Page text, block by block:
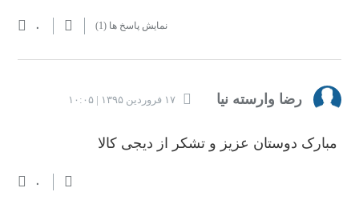
۰ نمایش پاسخ ها (1)
رضا وارسته نیا ۱۷ فروردین ۱۳۹۵ | ۱۰:۰۵
مبارک دوستان عزیز و تشکر از دیجی کالا
۰